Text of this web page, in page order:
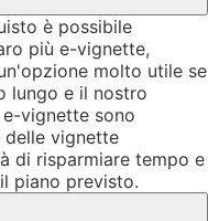
è possibile
più e-vignette,
molto utile se
lungo e il nostro
vignette sono
vignette
di risparmiare tempo e
piano previsto.